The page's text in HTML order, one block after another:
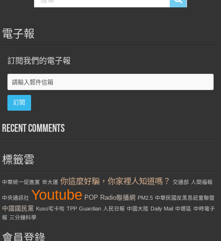
電子報
訂閱我們的電子報
Recent Comments
標籤雲
中華統一促進黨 世大運 你這麼好騙，你家裡人知道嗎？ 交通部 人間福報
中央通訊社 Youtube POP Radio聯播網 PM2.5 中華民國反黑島屁童聯盟
中國國民黨 Kuso宅卡啦 TPP Guardian 人民日報 中國大陸 Daily Mail 中壢區 中時電子
報 三分鐘科學